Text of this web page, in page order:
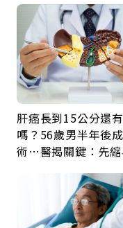
肝癌長到15公分還
嗎？56歲男半年後
術…醫揭關鍵：先縮